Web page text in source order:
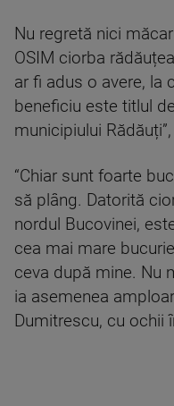
Nu regretă nici
OSIM ciorba
ar fi adus o avere, la
beneficiu este titlul
municipiului
“Chiar sunt foarte
să plâng. Datorită
nordul Bucovinei,
cea mai mare
ceva după mine. Nu
ia asemenea
Dumitrescu, cu ochii